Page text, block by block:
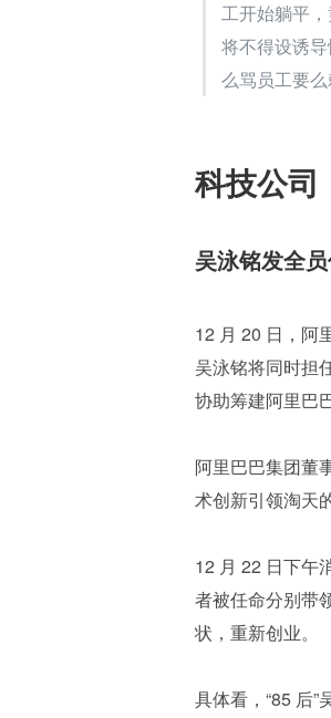
工开始躺平
将不得设诱
么骂员工要
科技公司
吴泳铭发全
12 月 20 日，阿
吴泳铭将同时担
协助筹建阿里巴
阿里巴巴集团董
术创新引领淘天
12 月 22 日下午
者被任命分别带
状，重新创业。
具体看，“85 后